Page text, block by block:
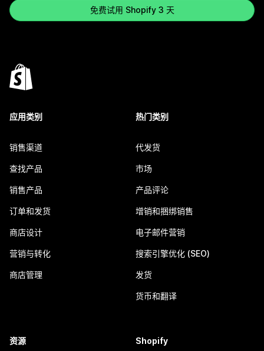
免费试用 Shopify 3 天
应用类别
销售渠道
查找产品
销售产品
订单和发货
商店设计
营销与转化
商店管理
热门类别
代发货
市场
产品评论
增销和捆绑销售
电子邮件营销
搜索引擎优化 (SEO)
发货
货币和翻译
资源 Shopify